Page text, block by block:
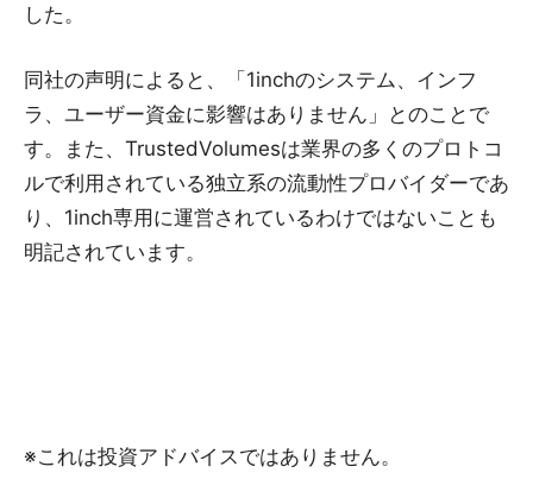
した。
同社の声明によると、「1inchのシステム、インフ
ラ、ユーザー資金に影響はありません」とのことで
す。また、TrustedVolumesは業界の多くのプロトコ
ルで利用されている独立系の流動性プロバイダーであ
り、1inch専用に運営されているわけではないことも
明記されています。
※これは投資アドバイスではありません。